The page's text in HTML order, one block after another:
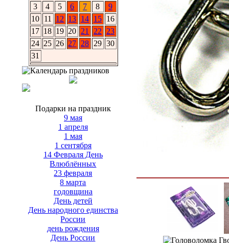
3
4 5 6 7 8
9
10 11 12 13 14 15 16
17 18 19 20 21 22
23
24 25 26 27 28 29 30
31
Подарки на праздник
9 мая
1 апреля
1 мая
1 сентября
14 Февраля День
Влюблённых
23 февраля
8 марта
годовщина
День детей
День народного единства
России
день рождения
День России